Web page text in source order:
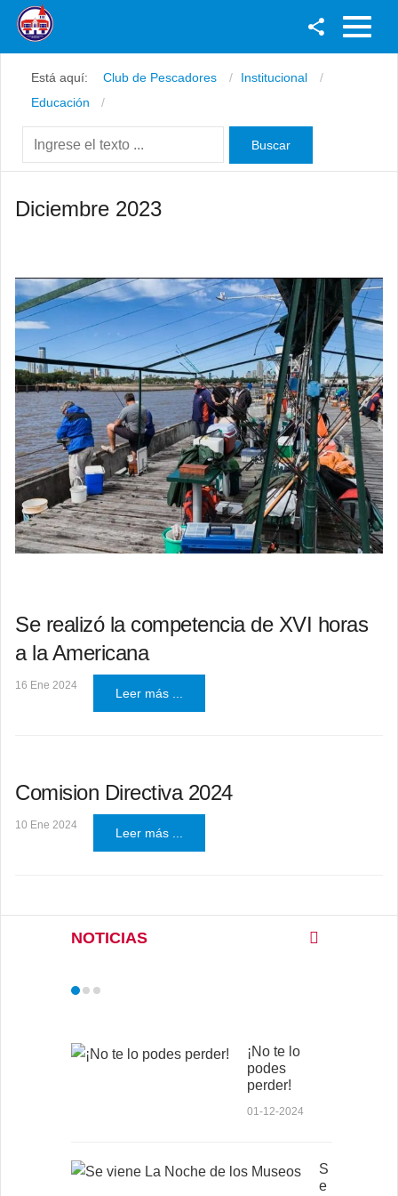
Youtube
Instagram
Está aquí: Club de Pescadores
Institucional
Educación
Diciembre 2023
Se realizó la competencia de XVI horas
a la Americana
16 Ene 2024
Leer más ...
Comision Directiva 2024
10 Ene 2024
Leer más ...
NOTICIAS
¡No te lo
podes
perder!
01-12-2024
S
e